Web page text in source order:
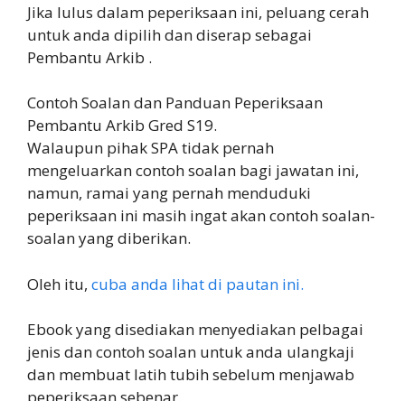
Jika lulus dalam peperiksaan ini, peluang cerah
untuk anda dipilih dan diserap sebagai
Pembantu Arkib .
Contoh Soalan dan Panduan Peperiksaan
Pembantu Arkib Gred S19.
Walaupun pihak SPA tidak pernah
mengeluarkan contoh soalan bagi jawatan ini,
namun, ramai yang pernah menduduki
peperiksaan ini masih ingat akan contoh soalan-
soalan yang diberikan.
Oleh itu, cuba anda lihat di pautan ini.
Ebook yang disediakan menyediakan pelbagai
jenis dan contoh soalan untuk anda ulangkaji
dan membuat latih tubih sebelum menjawab